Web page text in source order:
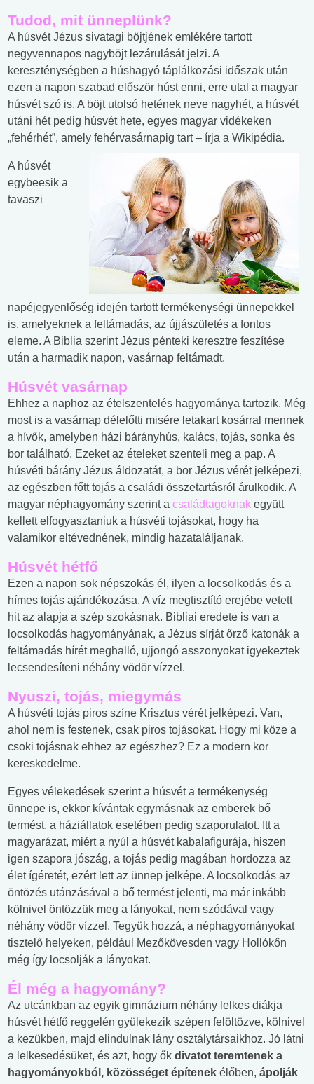
Tudod, mit ünneplünk?
A húsvét Jézus sivatagi böjtjének emlékére tartott
negyvennapos nagyböjt lezárulását jelzi. A
kereszténységben a húshagyó táplálkozási időszak után
ezen a napon szabad először húst enni, erre utal a magyar
húsvét szó is. A böjt utolsó hetének neve nagyhét, a húsvét
utáni hét pedig húsvét hete, egyes magyar vidékeken
„fehérhét”, amely fehérvasárnapig tart – írja a Wikipédia.
A húsvét
egybeesik a
tavaszi
napéjegyenlőség idején tartott termékenységi ünnepekkel
is, amelyeknek a feltámadás, az újjászületés a fontos
eleme. A Biblia szerint Jézus pénteki keresztre feszítése
után a harmadik napon, vasárnap feltámadt.
Húsvét vasárnap
Ehhez a naphoz az ételszentelés hagyománya tartozik. Még
most is a vasárnap délelőtti misére letakart kosárral mennek
a hívők, amelyben házi bárányhús, kalács, tojás, sonka és
bor található. Ezeket az ételeket szenteli meg a pap. A
húsvéti bárány Jézus áldozatát, a bor Jézus vérét jelképezi,
az egészben főtt tojás a családi összetartásról árulkodik. A
magyar néphagyomány szerint a családtagoknak együtt
kellett elfogyasztaniuk a húsvéti tojásokat, hogy ha
valamikor eltévednének, mindig hazataláljanak.
Húsvét hétfő
Ezen a napon sok népszokás él, ilyen a locsolkodás és a
hímes tojás ajándékozása. A víz megtisztító erejébe vetett
hit az alapja a szép szokásnak. Bibliai eredete is van a
locsolkodás hagyományának, a Jézus sírját őrző katonák a
feltámadás hírét meghalló, ujjongó asszonyokat igyekeztek
lecsendesíteni néhány vödör vízzel.
Nyuszi, tojás, miegymás
A húsvéti tojás piros színe Krisztus vérét jelképezi. Van,
ahol nem is festenek, csak piros tojásokat. Hogy mi köze a
csoki tojásnak ehhez az egészhez? Ez a modern kor
kereskedelme.
Egyes vélekedések szerint a húsvét a termékenység
ünnepe is, ekkor kívántak egymásnak az emberek bő
termést, a háziállatok esetében pedig szaporulatot. Itt a
magyarázat, miért a nyúl a húsvét kabalafigurája, hiszen
igen szapora jószág, a tojás pedig magában hordozza az
élet ígéretét, ezért lett az ünnep jelképe. A locsolkodás az
öntözés utánzásával a bő termést jelenti, ma már inkább
kölnivel öntözzük meg a lányokat, nem szódával vagy
néhány vödör vízzel. Tegyük hozzá, a néphagyományokat
tisztelő helyeken, például Mezőkövesden vagy Hollókőn
még így locsolják a lányokat.
Él még a hagyomány?
Az utcánkban az egyik gimnázium néhány lelkes diákja
húsvét hétfő reggelén gyülekezik szépen felöltözve, kölnivel
a kezükben, majd elindulnak lány osztálytársaikhoz. Jó látni
a lelkesedésüket, és azt, hogy ők divatot teremtenek a
hagyományokból, közösséget építenek élőben, ápolják